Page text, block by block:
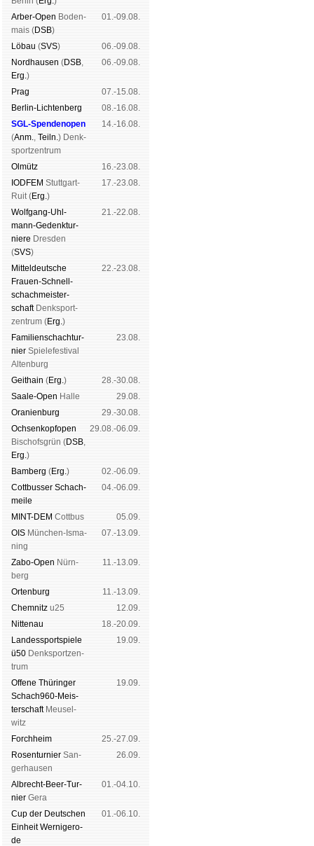
Arber-Open Boden­
mais (DSB)
01.-09.08.
Lö­bau (SVS)
06.-09.08.
Nord­hau­sen (DSB,
Erg.)
06.-09.08.
Prag
07.-15.08.
Berlin-Lich­ten­berg
08.-16.08.
SGL-Spenden­open
(Anm., Teiln.) Denk­
sport­zen­trum
14.-16.08.
Ol­mütz
16.-23.08.
IODFEM Stutt­gart-
Ruit (Erg.)
17.-23.08.
Wolf­gang-Uhl­
mann-Ge­denk­tur­
niere Dres­den
(SVS)
21.-22.08.
Mit­tel­deu­tsche
Frauen-Schnell­
schach­meis­ter­
schaftDenk­sport­
zen­trum (Erg.)
22.-23.08.
Familien­schach­tur­
nier Spiele­fes­ti­val
Al­ten­burg
23.08.
Geit­hain (Erg.)
28.-30.08.
Saale-Open Halle
29.08.
Oranien­burg
29.-30.08.
Och­sen­kopf­open
Bischofs­grün (DSB,
Erg.)
29.08.-06.09.
Bam­berg (Erg.)
02.-06.09.
Cott­busser Schach­
meile
04.-06.09.
MINT-DEM Cott­bus
05.09.
OIS Mün­chen-Is­ma­
ning
07.-13.09.
Zabo-Open Nürn­
berg
11.-13.09.
Orten­burg
11.-13.09.
Chem­nitz u25
12.09.
Nitte­nau
18.-20.09.
Landes­sport­spiele
ü50 Denk­sport­zen­
trum
19.09.
Offene Thü­rin­ger
Schach960-Meis­
ter­schaftMeu­sel­
witz
19.09.
Forch­heim
25.-27.09.
Rosen­tur­nier San­
ger­hau­sen
26.09.
Albrecht-Beer-Tur­
nier Ge­ra
01.-04.10.
Cup der Deut­schen
Ein­heit Wer­ni­ge­ro­
de
01.-06.10.